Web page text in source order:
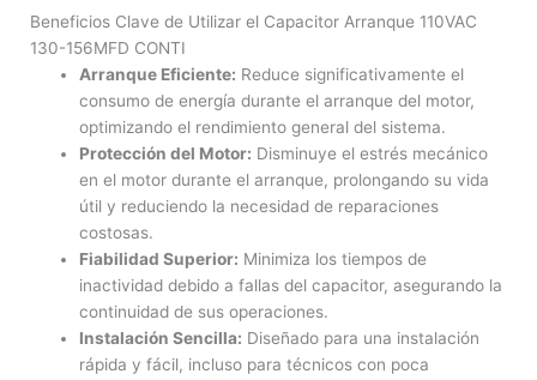
Beneficios Clave de Utilizar el Capacitor Arranque 110VAC
130-156MFD CONTI
Arranque Eficiente: Reduce significativamente el
consumo de energía durante el arranque del motor,
optimizando el rendimiento general del sistema.
Protección del Motor: Disminuye el estrés mecánico
en el motor durante el arranque, prolongando su vida
útil y reduciendo la necesidad de reparaciones
costosas.
Fiabilidad Superior: Minimiza los tiempos de
inactividad debido a fallas del capacitor, asegurando la
continuidad de sus operaciones.
Instalación Sencilla: Diseñado para una instalación
rápida y fácil, incluso para técnicos con poca